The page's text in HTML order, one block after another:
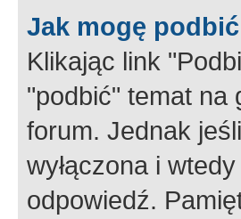
Jak mogę
Klikając link
"podbić" temat na
forum. Jednak
wyłączona i
odpowiedź.